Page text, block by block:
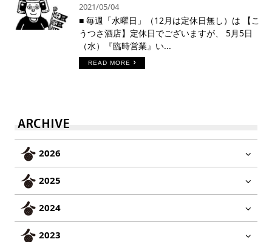
2021/05/04
■ 毎週「水曜日」（12月は定休日無し）は 【こ
うつさ酒店】定休日でございますが、 5月5日
（水）『臨時営業』い...
READ MORE
ARCHIVE
2026
2025
2024
2023